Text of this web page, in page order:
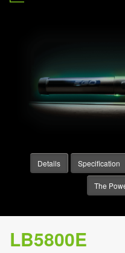
Details Specification
The
LB5800E